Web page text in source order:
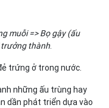
muỗi => Bọ gậy (ấu
trưởng thành.
trứng ở trong nước.
những ấu trùng hay
dần phát triển dựa vào